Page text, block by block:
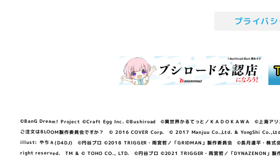
プライバ
©BanG Dream! Project ©Craft Egg Inc. ©Bushiroad ©異世界かるてっと／ＫＡＤＯＫＡＷＡ ©上
ご注文はBLOOM製作委員会ですか？ © 2016 COVER Corp. © 2017 Manjuu Co.,Ltd. &
illust: やちぇ(D4DJ) ©円谷プロ ©2018 TRIGGER・雨宮哲／「GRIDMAN」製作委員会 ©長月達平・株式
right reserved. TM & © TOHO CO., LTD. ©円谷プロ ©2021 TRIGGER・雨宮哲／「DYNAZENON」製作